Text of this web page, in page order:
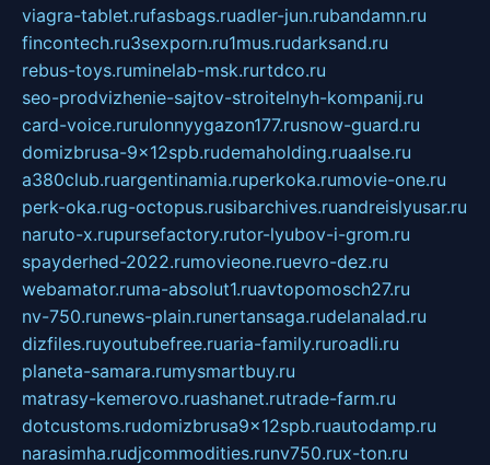
viagra-tablet.rufasbags.ruadler-jun.rubandamn.ru
fincontech.ru3sexporn.ru1mus.rudarksand.ru
rebus-toys.ruminelab-msk.rurtdco.ru
seo-prodvizhenie-sajtov-stroitelnyh-kompanij.ru
card-voice.rurulonnyygazon177.rusnow-guard.ru
domizbrusa-9x12spb.rudemaholding.ruaalse.ru
a380club.ruargentinamia.ruperkoka.rumovie-one.ru
perk-oka.rug-octopus.rusibarchives.ruandreislyusar.ru
naruto-x.rupursefactory.rutor-lyubov-i-grom.ru
spayderhed-2022.rumovieone.ruevro-dez.ru
webamator.ruma-absolut1.ruavtopomosch27.ru
nv-750.runews-plain.runertansaga.rudelanalad.ru
dizfiles.ruyoutubefree.ruaria-family.ruroadli.ru
planeta-samara.rumysmartbuy.ru
matrasy-kemerovo.ruashanet.rutrade-farm.ru
dotcustoms.rudomizbrusa9x12spb.ruautodamp.ru
narasimha.rudjcommodities.runv750.rux-ton.ru